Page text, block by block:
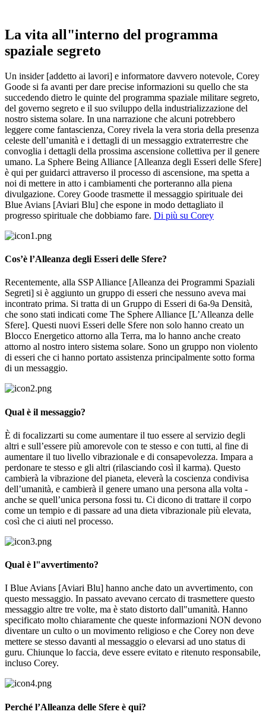
La vita all"interno del programma
spaziale segreto
Un insider [addetto ai lavori] e informatore davvero notevole, Corey
Goode si fa avanti per dare precise informazioni su quello che sta
succedendo dietro le quinte del programma spaziale militare segreto,
del governo segreto e il suo sviluppo della industrializzazione del
nostro sistema solare. In una narrazione che alcuni potrebbero
leggere come fantascienza, Corey rivela la vera storia della presenza
celeste dell’umanità e i dettagli di un messaggio extraterrestre che
convoglia i dettagli della prossima ascensione collettiva per il genere
umano. La Sphere Being Alliance [Alleanza degli Esseri delle Sfere]
è qui per guidarci attraverso il processo di ascensione, ma spetta a
noi di mettere in atto i cambiamenti che porteranno alla piena
divulgazione. Corey Goode trasmette il messaggio spirituale dei
Blue Avians [Aviari Blu] che espone in modo dettagliato il
progresso spirituale che dobbiamo fare. Di più su Corey
Cos’è l’Alleanza degli Esseri delle Sfere?
Recentemente, alla SSP Alliance [Alleanza dei Programmi Spaziali
Segreti] si è aggiunto un gruppo di esseri che nessuno aveva mai
incontrato prima. Si tratta di un Gruppo di Esseri di 6a-9a Densità,
che sono stati indicati come The Sphere Alliance [L’Alleanza delle
Sfere]. Questi nuovi Esseri delle Sfere non solo hanno creato un
Blocco Energetico attorno alla Terra, ma lo hanno anche creato
attorno al nostro intero sistema solare. Sono un gruppo non violento
di esseri che ci hanno portato assistenza principalmente sotto forma
di un messaggio.
Qual è il messaggio?
È di focalizzarti su come aumentare il tuo essere al servizio degli
altri e sull’essere più amorevole con te stesso e con tutti, al fine di
aumentare il tuo livello vibrazionale e di consapevolezza. Impara a
perdonare te stesso e gli altri (rilasciando così il karma). Questo
cambierà la vibrazione del pianeta, eleverà la coscienza condivisa
dell’umanità, e cambierà il genere umano una persona alla volta -
anche se quell’unica persona fossi tu. Ci dicono di trattare il corpo
come un tempio e di passare ad una dieta vibrazionale più elevata,
così che ci aiuti nel processo.
Qual è l"avvertimento?
I Blue Avians [Aviari Blu] hanno anche dato un avvertimento, con
questo messaggio. In passato avevano cercato di trasmettere questo
messaggio altre tre volte, ma è stato distorto dall"umanità. Hanno
specificato molto chiaramente che queste informazioni NON devono
diventare un culto o un movimento religioso e che Corey non deve
mettere se stesso davanti al messaggio o elevarsi ad uno status di
guru. Chiunque lo faccia, deve essere evitato e ritenuto responsabile,
incluso Corey.
Perché l’Alleanza delle Sfere è qui?